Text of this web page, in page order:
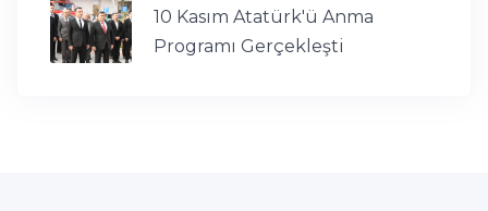
10 Kasım Atatürk'ü Anma
Programı Gerçekleşti